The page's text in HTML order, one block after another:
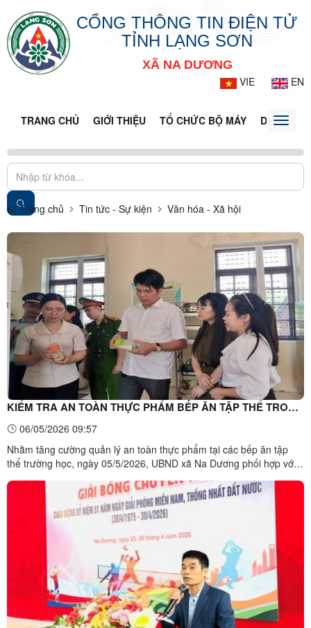
CỔNG THÔNG TIN ĐIỆN TỬ
TỈNH LẠNG SƠN
XÃ NA DƯƠNG
VIE
EN
TRANG CHỦ GIỚI THIỆU TỔ CHỨC BỘ MÁY DOANH
Toggle
Trang chủ Tin tức - Sự kiện Văn hóa - Xã hội
KIỂM TRA AN TOÀN THỰC PHẨM BẾP ĂN TẬP THỂ TRONG
TRƯỜNG HỌC
06/05/2026 09:57
Nhằm tăng cường quản lý an toàn thực phẩm tại các bếp ăn tập
thể trường học, ngày 05/5/2026, UBND xã Na Dương phối hợp với
các trường Mầm non Đông Quan và trường Mầm non Na Dương.
Tham gia với đoàn có đồng chí Lê Văn Hưởng – Phó Chủ ...